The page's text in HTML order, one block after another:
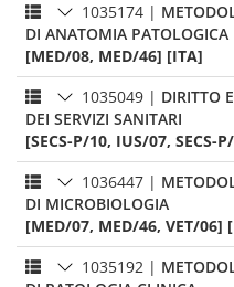
1035174 |
DI ANATOMIA PATOLOGICA
[MED/08, MED/46] [ITA]
1035049 | DIRITTO
DEI SERVIZI SANITARI
[SECS-P/10, IUS/07, SECS-
1036447 |
DI MICROBIOLOGIA
[MED/07, MED/46, VET/06]
1035192 |